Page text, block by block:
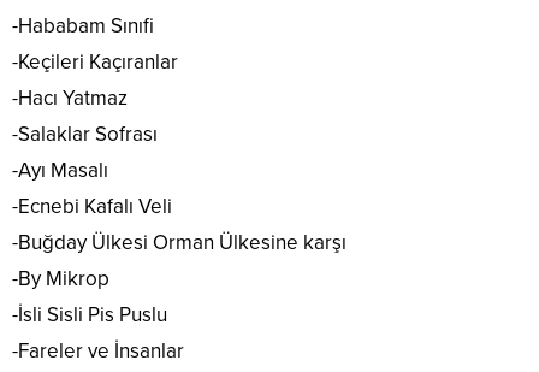
-Hababam Sınıfi
-Keçileri Kaçıranlar
-Hacı Yatmaz
-Salaklar Sofrası
-Ayı Masalı
-Ecnebi Kafalı Veli
-Buğday Ülkesi Orman Ülkesine karşı
-By Mikrop
-İsli Sisli Pis Puslu
-Fareler ve İnsanlar